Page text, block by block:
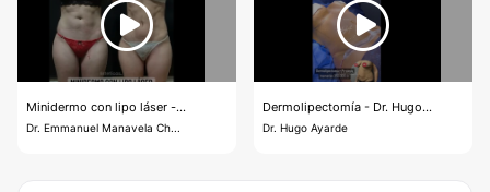
Minidermo con lipo láser -...
Dr. Emmanuel Manavela Ch...
Dermolipectomía - Dr. Hugo...
Dr. Hugo Ayarde